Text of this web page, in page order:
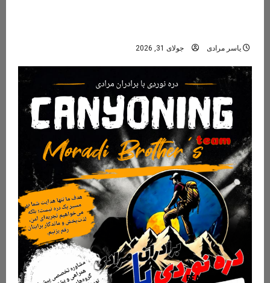
یاسر مرادی جولای 31, 2026